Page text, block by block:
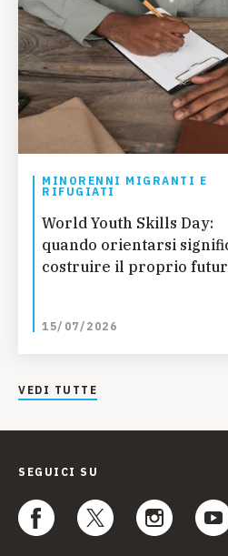
MINORENNI MIGRANTI E
RIFUGIATI
World Youth Skills Day:
quando orientarsi
costruire il proprio
15/07/2026
VEDI TUTTE
SEGUICI SU